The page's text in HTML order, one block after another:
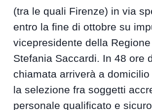
(tra le quali Firenze) in via
entro la fine di ottobre su
vicepresidente della
Stefania Saccardi. In 48 ore
chiamata arriverà a
la selezione fra soggetti
personale qualificato e